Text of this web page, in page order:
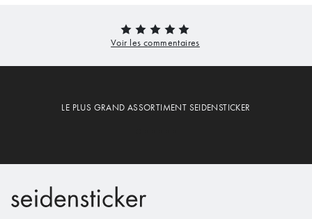
LE PLUS GRAND ASSORTIMENT SEIDENSTICKER